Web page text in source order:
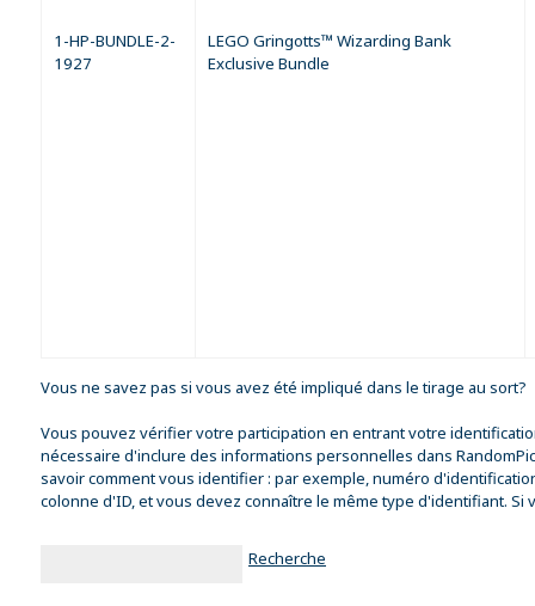
1-HP-BUNDLE-2-
1927
LEGO Gringotts™ Wizarding Bank
Exclusive Bundle
Vous ne savez pas si vous avez été impliqué dans le tirage au sort?
Vous pouvez vérifier votre participation en entrant votre
nécessaire d'inclure des informations personnelles dans
savoir comment vous identifier : par exemple, numéro
colonne d'ID, et vous devez connaître le même type d'identifiant.
Recherche